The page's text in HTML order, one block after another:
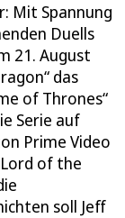
Mit Spannung
Duells
21. August
das
of Thrones“
Serie auf
Prime Video
of the
soll Jeff